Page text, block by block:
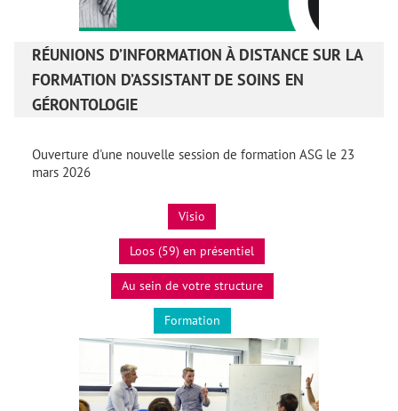
RÉUNIONS D’INFORMATION À DISTANCE SUR LA
FORMATION D’ASSISTANT DE SOINS EN
GÉRONTOLOGIE
Ouverture d'une nouvelle session de formation ASG le 23
mars 2026
Visio
Loos (59) en présentiel
Au sein de votre structure
Formation